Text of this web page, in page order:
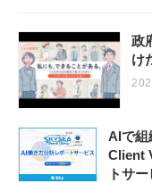
政
け
AIで組
Client
トサ